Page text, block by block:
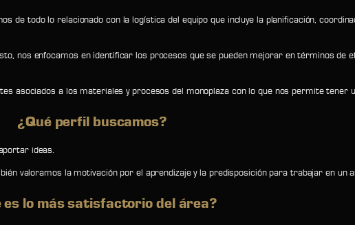
todo lo relacionado con la logística del equipo que incluye la planificación,
nos enfocamos en identificar los procesos que se pueden mejorar en términos de
asociados a los materiales y procesos del monoplaza con lo que nos permite tener
¿Qué perfil buscamos?
ideas.
valoramos la motivación por el aprendizaje y la predisposición para trabajar en un
es lo más satisfactorio del área?